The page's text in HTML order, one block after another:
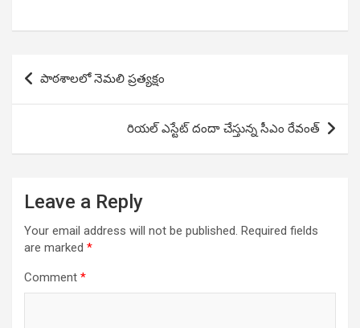
Post
navigation
పాఠశాలలో నెమలి ప్రత్యక్షం
రియల్ ఎస్టేట్ దందా చేస్తున్న సీఎం రేవంత్
Leave a Reply
Your email address will not be published. Required fields
are marked *
Comment *